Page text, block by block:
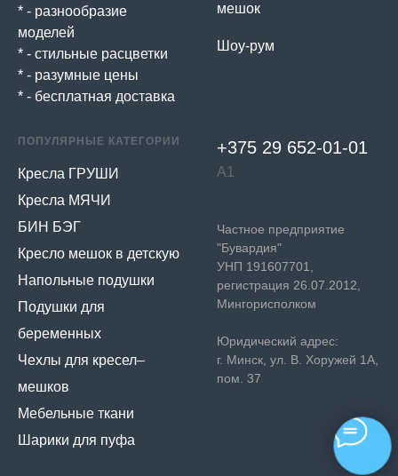
* - разнообразие
моделей
* - стильные расцветки
* - разумные цены
* - бесплатная доставка
мешок
Шоу-рум
ПОПУЛЯРНЫЕ КАТЕГОРИИ
Кресла ГРУШИ
Кресла МЯЧИ
БИН БЭГ
Кресло мешок в детскую
Напольные подушки
Подушки для
беременных
Чехлы для кресел–
мешков
Мебельные ткани
Шарики для пуфа
+375 29 652-01-01
А1
Частное предприятие
"Бувардия"
УНП 191607701,
регистрация 26.07.2012,
Мингорисполком
Юридический адрес:
г. Минск, ул. В. Хоружей 1А,
пом. 37